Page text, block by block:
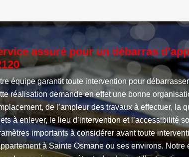
assuré pour un débarras
équipe garantit toute intervention pour
réalisation demande en effet une bonne
de l’ampleur des travaux à effectuer, la
à enlever, le lieu d’intervention et l’accessibilité
importants à considérer avant toute
à Sainte Osmane ou ses environs. Notre